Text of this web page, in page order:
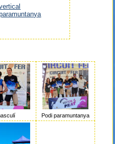
Podi paramuntanya